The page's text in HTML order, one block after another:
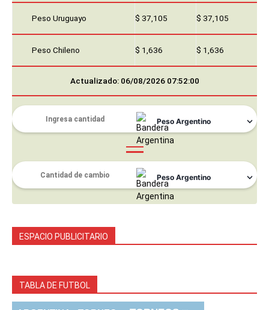
Peso Uruguayo $ 37,105 $ 37,105
Peso Chileno $ 1,636 $ 1,636
Actualizado: 06/08/2026 07:52:00
ESPACIO PUBLICITARIO
TABLA DE FUTBOL